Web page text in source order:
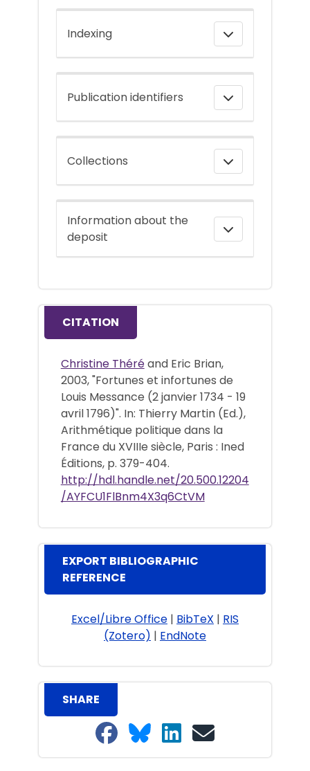
Indexing
Publication identifiers
Collections
Information about the
deposit
CITATION
Christine Théréand Eric Brian,
2003, "Fortunes et infortunes de
Louis Messance (2 janvier 1734 - 19
avril 1796)". In: Thierry Martin (Ed.),
Arithmétique politique dans la
France du XVIIIe siècle, Paris : Ined
Éditions, p. 379-404.
http://hdl.handle.net/20.500.12204
/AYFCU1FlBnm4X3q6CtVM
EXPORT BIBLIOGRAPHIC
REFERENCE
Excel/Libre Office | BibTeX | RIS
(Zotero) | EndNote
SHARE
Share on Facebook
Share on Bluesky
Share on LinkedIn